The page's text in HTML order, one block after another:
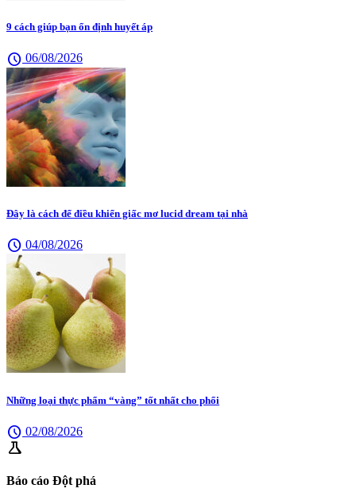
9 cách giúp bạn ổn định huyết áp
schedule 06/08/2026
Đây là cách để điều khiển giấc mơ lucid dream tại nhà
schedule 04/08/2026
Những loại thực phẩm “vàng” tốt nhất cho phổi
schedule 02/08/2026
science
Báo cáo Đột phá